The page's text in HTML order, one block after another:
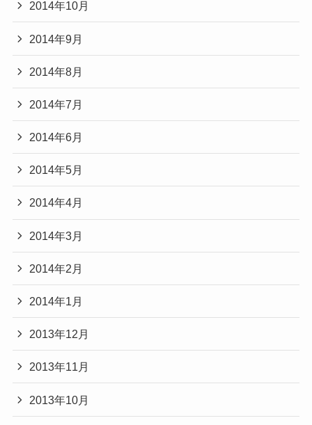
2014年10月
2014年9月
2014年8月
2014年7月
2014年6月
2014年5月
2014年4月
2014年3月
2014年2月
2014年1月
2013年12月
2013年11月
2013年10月